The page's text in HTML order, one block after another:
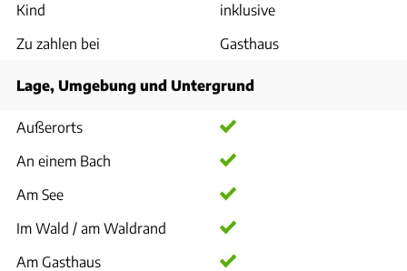
Kind
inklusive
Zu zahlen bei
Gasthaus
Lage, Umgebung und Untergrund
Außerorts
An einem Bach
Am See
Im Wald / am Waldrand
Am Gasthaus